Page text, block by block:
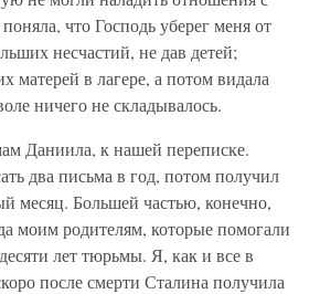
что Господь уберег меня от
несчастий, не дав детей;
матерей в лагере, а потом видала
ничего не складывалось.
Даниила, к нашей переписке.
два письма в год, потом получил
месяц. Большей частью, конечно,
моим родителям, которые помогали
лет тюрьмы. Я, как и все в
после смерти Сталина получила